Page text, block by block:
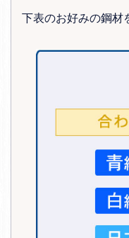
下表のお好みの鋼材